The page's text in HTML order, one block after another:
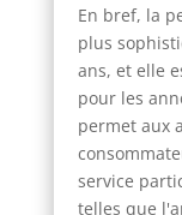
En bref, la
plus
ans, et elle
pour les
permet aux
service
telles que